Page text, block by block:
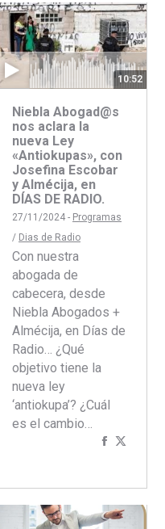
10:52
Niebla Abogad@s
nos aclara la
nueva Ley
«Antiokupas», con
Josefina Escobar
y Almécija, en
DÍAS DE RADIO.
27/11/2024 - Programas
/ Dias de Radio
Con nuestra
abogada de
cabecera, desde
Niebla Abogados +
Almécija, en Días de
Radio… ¿Qué
objetivo tiene la
nueva ley
‘antiokupa’? ¿Cuál
es el cambio…
Compartir